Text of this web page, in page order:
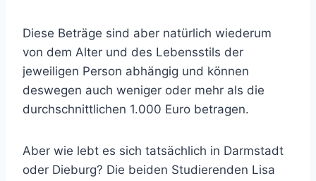
Diese Beträge sind aber natürlich wiederum
von dem Alter und des Lebensstils der
jeweiligen Person abhängig und können
deswegen auch weniger oder mehr als die
durchschnittlichen 1.000 Euro betragen.
Aber wie lebt es sich tatsächlich in Darmstadt
oder Dieburg? Die beiden Studierenden Lisa